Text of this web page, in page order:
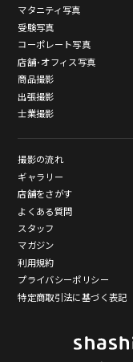
マタニティ写真
受験写真
コーポレート写真
店舗･オフィス写真
商品撮影
出張撮影
士業撮影
撮影の流れ
ギャラリー
店舗をさがす
よくある質問
スタッフ
マガジン
利用規約
プライバシーポリシー
特定商取引法に基づく表記